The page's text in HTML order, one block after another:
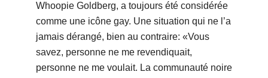
Whoopie Goldberg, a toujours été considérée
comme une icône gay. Une situation qui ne l’a
jamais dérangé, bien au contraire: «Vous
savez, personne ne me revendiquait,
personne ne me voulait. La communauté noire